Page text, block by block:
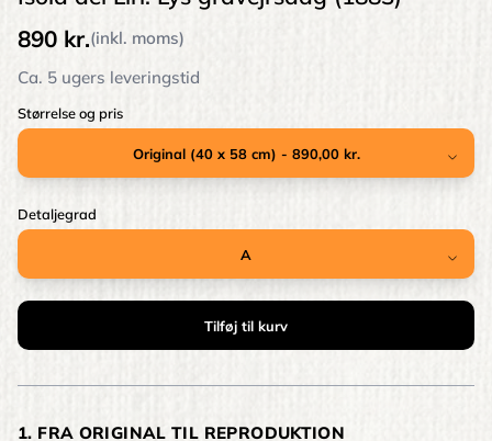
890 kr.(inkl. moms)
Ca. 5 ugers leveringstid
Størrelse og pris
Detaljegrad
1. FRA ORIGINAL TIL REPRODUKTION